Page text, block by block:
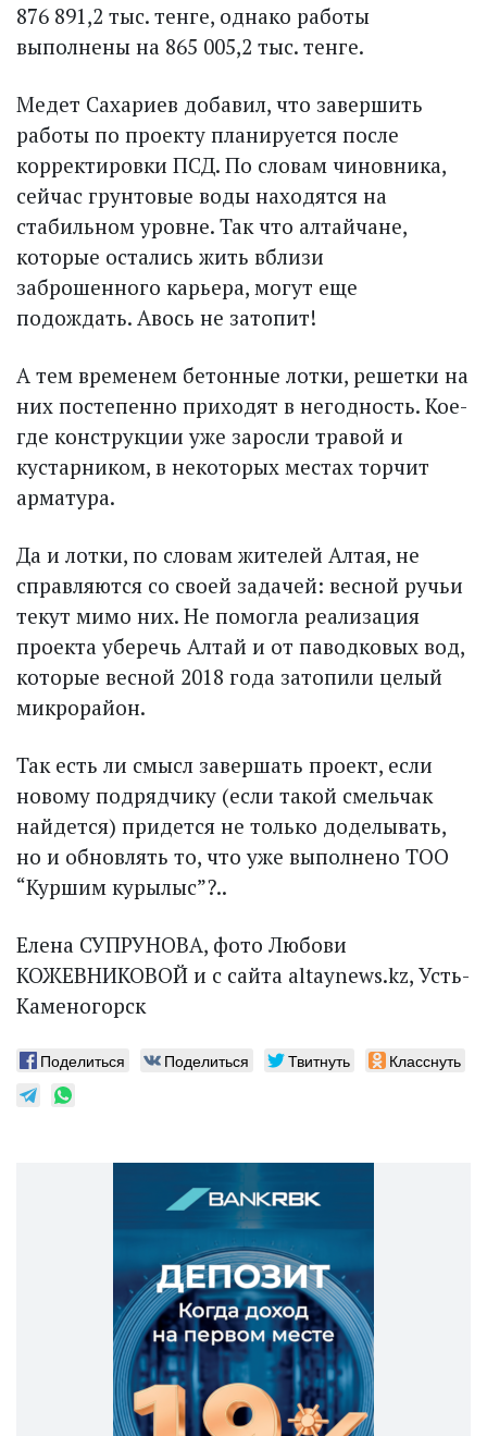
876 891,2 тыс. тенге, однако работы
выполнены на 865 005,2 тыс. тенге.
Медет Сахариев добавил, что завершить
работы по проекту планируется после
корректировки ПСД. По словам чиновника,
сейчас грунтовые воды находятся на
стабильном уровне. Так что алтайчане,
которые остались жить вблизи
заброшенного карьера, могут еще
подождать. Авось не затопит!
А тем временем бетонные лотки, решетки на
них постепенно приходят в негодность. Кое-
где конструкции уже заросли травой и
кустарником, в некоторых местах торчит
арматура.
Да и лотки, по словам жителей Алтая, не
справляются со своей задачей: весной ручьи
текут мимо них. Не помог­ла реализация
проекта уберечь Алтай и от паводковых вод,
которые весной 2018 года затопили целый
микрорайон.
Так есть ли смысл завершать проект, если
новому подрядчику (если такой смельчак
найдется) придется не только доделывать,
но и обновлять то, что уже выполнено ТОО
“Куршим курылыс”?..
Елена СУПРУНОВА, фото Любови
КОЖЕВНИКОВОЙ и с сайта altaynews.kz, Усть-
Каменогорск
Поделиться Поделиться Твитнуть Класснуть